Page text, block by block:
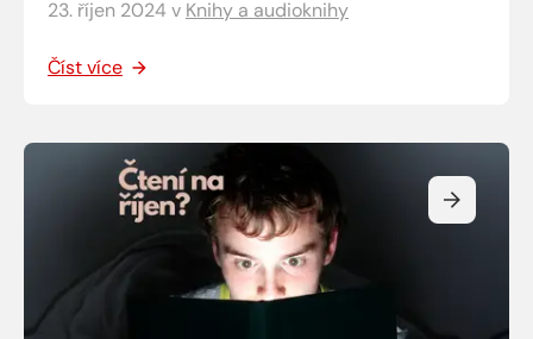
23. říjen 2024 v Knihy a audioknihy
Číst více